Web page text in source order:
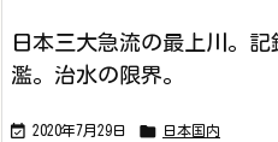
日本三大急流の最上川。
濫。治水の限界。
 2020年7月29日  日本国内